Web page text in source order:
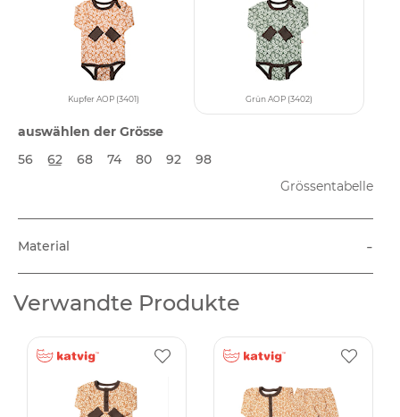
Kupfer AOP (3401) Grün AOP (3402)
auswählen der Grösse
56
62 68 74 80 92
98
Grössentabelle
Material -
Verwandte Produkte